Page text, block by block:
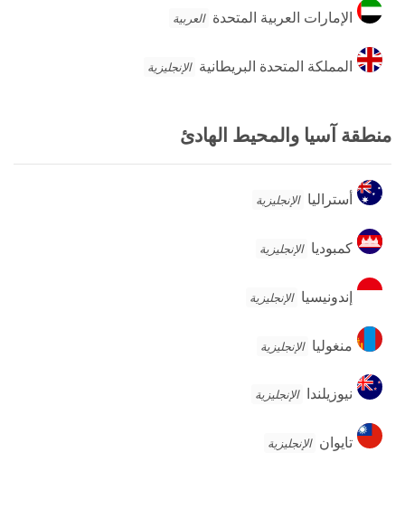
الإمارات
العربية
الإمارات العربية المتحدة العربية
المملكة
المتحدة
المملكة المتحدة البريطانية الإنجليزية
منطقة آسيا والمحيط الهادئ
أستراليا
أستراليا الإنجليزية
كمبوديا
كمبوديا الإنجليزية
إندونيسيا
إندونيسيا الإنجليزية
منغوليا
منغوليا الإنجليزية
نيوزيلندا
نيوزيلندا الإنجليزية
تايوان
تايوان الإنجليزية